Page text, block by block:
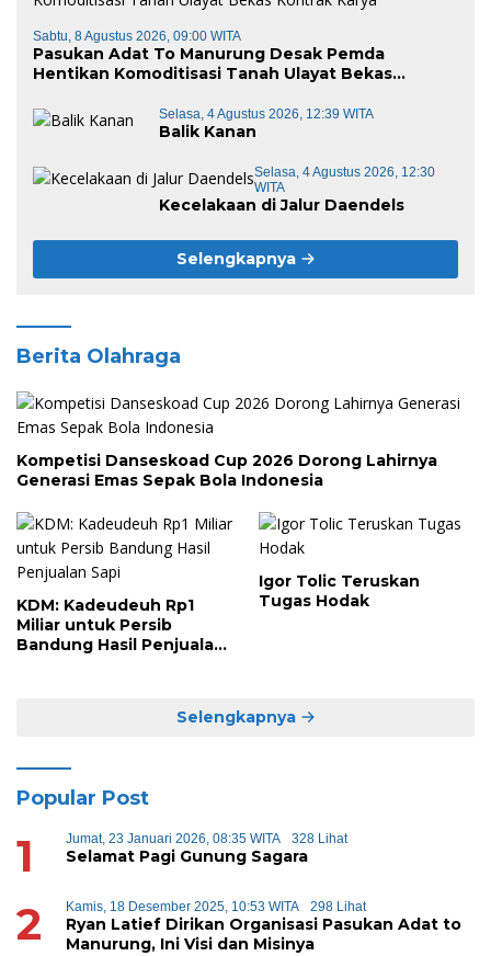
Sabtu, 8 Agustus 2026, 09:00 WITA
Pasukan Adat To Manurung Desak Pemda
Hentikan Komoditisasi Tanah Ulayat Bekas
Selasa, 4 Agustus 2026, 12:39 WITA
Balik Kanan
Selasa, 4 Agustus 2026, 12:30
WITA
Kecelakaan di Jalur Daendels
Selengkapnya
Berita Olahraga
Kompetisi Danseskoad Cup 2026 Dorong Lahirnya
Generasi Emas Sepak Bola Indonesia
KDM: Kadeudeuh Rp1
Miliar untuk Persib
Bandung Hasil Penjualan
Igor Tolic Teruskan
Tugas Hodak
Selengkapnya
Popular Post
1 Jumat, 23 Januari 2026, 08:35 WITA 328 Lihat
Selamat Pagi Gunung Sagara
2 Kamis, 18 Desember 2025, 10:53 WITA 298 Lihat
Ryan Latief Dirikan Organisasi Pasukan Adat to
Manurung, Ini Visi dan Misinya